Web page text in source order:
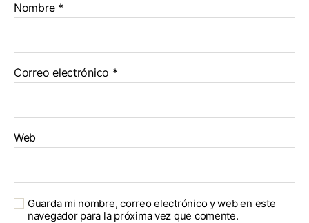
Nombre *
Correo electrónico *
Web
Guarda mi nombre, correo electrónico y web en este
navegador para la próxima vez que comente.